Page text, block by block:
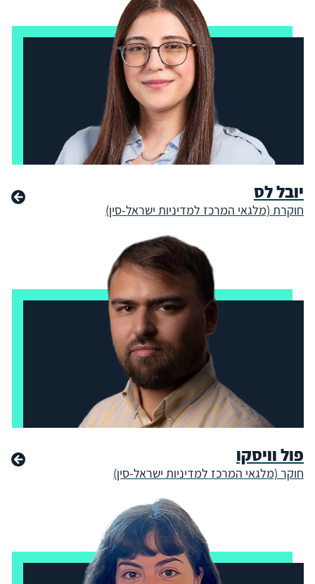
יובל לס
חוקרת (מלגאי המרכז למדיניות ישראל-סין)
פול וויסקו
חוקר (מלגאי המרכז למדיניות ישראל-סין)